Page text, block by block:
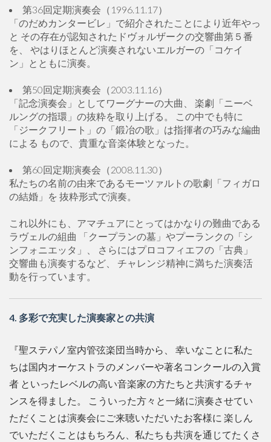
第36回定期演奏会（1996.11.17）
「のだめカンタービレ」で紹介されたことにより近年やっ
と その存在が認知されたドヴォルザークの交響曲第５番
を、 やはりほとんど演奏されないエルガーの「コケイ
ン」とともに演奏。
第50回定期演奏会（2003.11.16）
「記念演奏会」としてワーグナーの大曲、 楽劇「ニーベ
ルングの指環」の抜粋を取り上げる。 この中でも特に
「ジークフリート」の「鍛冶の歌」は指揮者の巧みな編曲
による もので、貴重な音楽体験となった。
第60回定期演奏会（2008.11.30）
私たちの名前の由来であるモーツァルトの歌劇「フィガロ
の結婚」を 抜粋形式で演奏。
これ以外にも、アマチュアにとってはかなりの難曲である
ラヴェルの組曲 「クープランの墓」やプーランクの「シ
ンフォニエッタ」、 さらにはプロコフィエフの「古典」
交響曲も演奏するなど、 チャレンジ精神に満ちた演奏活
動を行っています。
4. 多彩で充実した演奏家との共演
『聖ステパノ室内管弦楽団当時から、 幸いなことに私た
ちは国内オーケストラのメンバーや著名コンクールの入賞
者 といったレベルの高い音楽家の方たちと共演するチャ
ンスを得ました。 こういった方々と一緒に演奏させてい
ただくことは演奏会にご来聴いただいたお客様に 楽しん
でいただくことはもちろん、私たちも共演を通じてたくさ